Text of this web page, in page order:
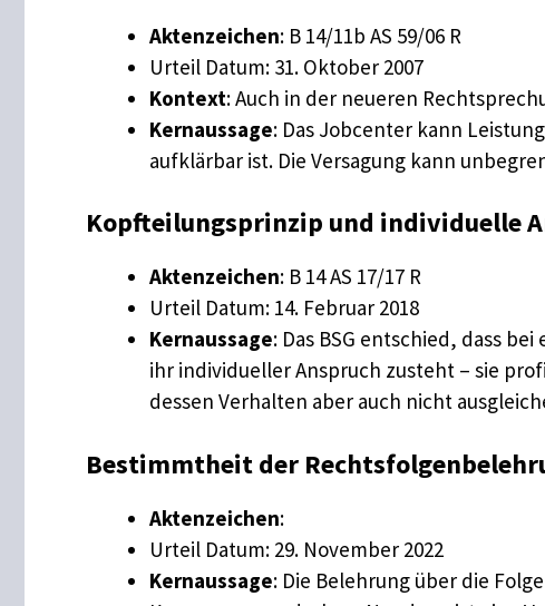
Aktenzeichen: B 14/11b AS 59/06 R
Urteil Datum: 31. Oktober 2007
Kontext: Auch in der neueren
Kernaussage: Das Jobcenter kann
aufklärbar ist. Die Versagung kann
Kopfteilungsprinzip und individuelle
Aktenzeichen: B 14 AS 17/17 R
Urteil Datum: 14. Februar 2018
Kernaussage: Das BSG entschied, dass
ihr individueller Anspruch zusteht – sie
dessen Verhalten aber auch nicht
Bestimmtheit der
Aktenzeichen:
Urteil Datum: 29. November 2022
Kernaussage: Die Belehrung über die